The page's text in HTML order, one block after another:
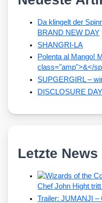
Da klingelt der
BRAND NEW DAY
SHANGRI-LA
Polenta al Mango!
class="amp">&</
SUPGERGIRL –
DISCLOSURE
Letzte News
Chef John Hight
Trailer: JUMANJI –